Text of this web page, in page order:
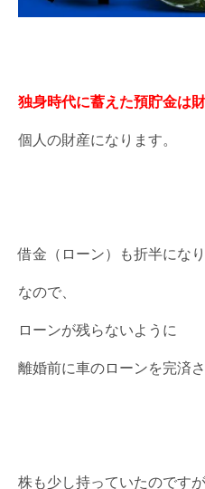
独身時代に蓄えた預貯金は
個人の財産になります。
借金（ローン）も折半になり
なので、
ローンが残らないように
離婚前に車のローンを完済さ
株も少し持っていたのですが